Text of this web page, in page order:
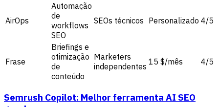
AirOps
Automação
de
workflows
SEO
SEOs técnicos Personalizado 4/5
Frase
Briefings e
otimização
de
conteúdo
Marketers
independentes 15 $/mês 4/5
Semrush Copilot: Melhor ferramenta AI SEO